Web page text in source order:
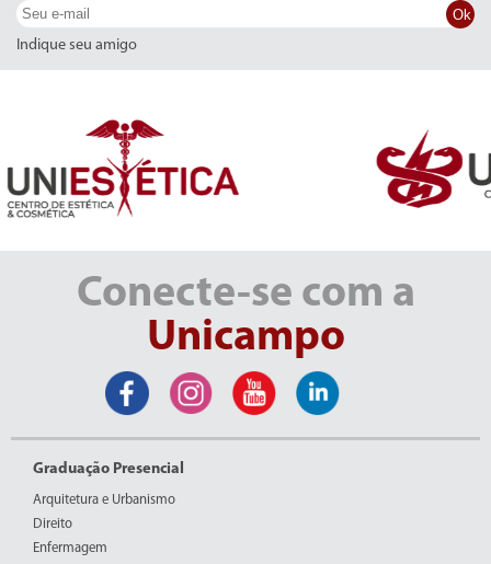
Ok
Indique seu amigo
Conecte-se com a
Unicampo
Graduação Presencial
Arquitetura e Urbanismo
Direito
Enfermagem